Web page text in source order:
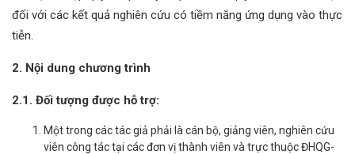
đối với các kết quả nghiên cứu có tiềm năng ứng dụng vào thực
tiễn.
2. Nội dung chương trình
2.1. Đối tượng được hỗ trợ:
Một trong các tác giả phải là cán bộ, giảng viên, nghiên cứu
viên công tác tại các đơn vị thành viên và trực thuộc ĐHQG-